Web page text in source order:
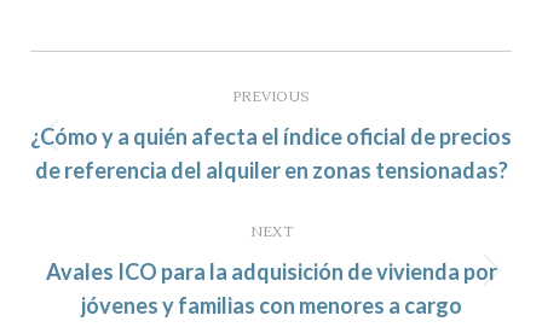
PREVIOUS
Previous
post:
¿Cómo y a quién afecta el índice oficial de precios
de referencia del alquiler en zonas tensionadas?
NEXT
Next
post:
Avales ICO para la adquisición de vivienda por
jóvenes y familias con menores a cargo